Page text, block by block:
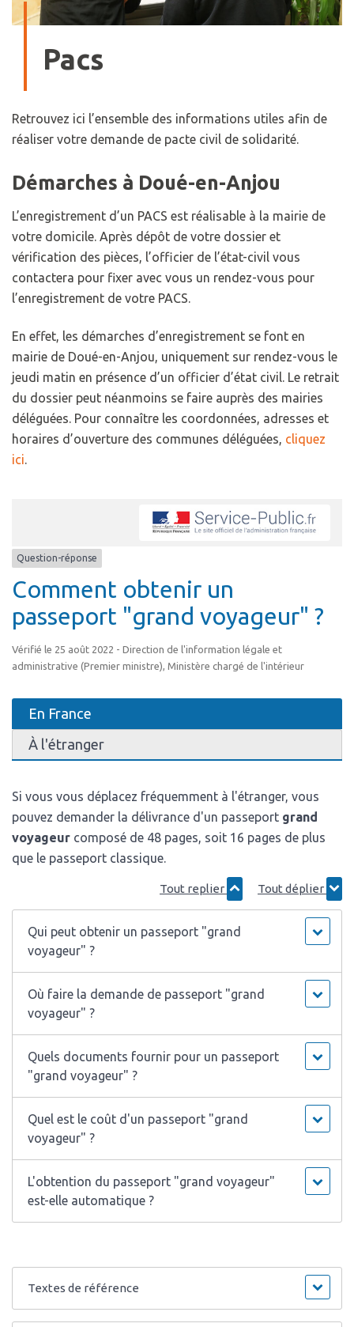
Pacs
Retrouvez ici l’ensemble des informations utiles afin de
réaliser votre demande de pacte civil de solidarité.
Démarches à Doué-en-Anjou
L’enregistrement d’un PACS est réalisable à la mairie de
votre domicile. Après dépôt de votre dossier et
vérification des pièces, l’officier de l’état-civil vous
contactera pour fixer avec vous un rendez-vous pour
l’enregistrement de votre PACS.
En effet, les démarches d’enregistrement se font en
mairie de Doué-en-Anjou, uniquement sur rendez-vous le
jeudi matin en présence d’un officier d’état civil. Le retrait
du dossier peut néanmoins se faire auprès des mairies
déléguées. Pour connaître les coordonnées, adresses et
horaires d’ouverture des communes déléguées, cliquez
ici.
Question-réponse
Comment obtenir un
passeport "grand voyageur" ?
Vérifié le 25 août 2022 - Direction de l'information légale et
administrative (Premier ministre), Ministère chargé de l'intérieur
En France
À l'étranger
Si vous vous déplacez fréquemment à l'étranger, vous
pouvez demander la délivrance d'un passeport grand
voyageur composé de 48 pages, soit 16 pages de plus
que le passeport classique.
Tout replier Tout déplier
Qui peut obtenir un passeport "grand
voyageur" ?
Où faire la demande de passeport "grand
voyageur" ?
Quels documents fournir pour un passeport
"grand voyageur" ?
Quel est le coût d'un passeport "grand
voyageur" ?
L'obtention du passeport "grand voyageur"
est-elle automatique ?
Textes de référence